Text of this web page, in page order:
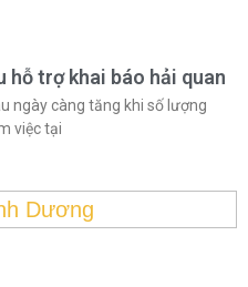
hỗ trợ khai báo hải quan
ngày càng tăng khi số lượng
việc tại